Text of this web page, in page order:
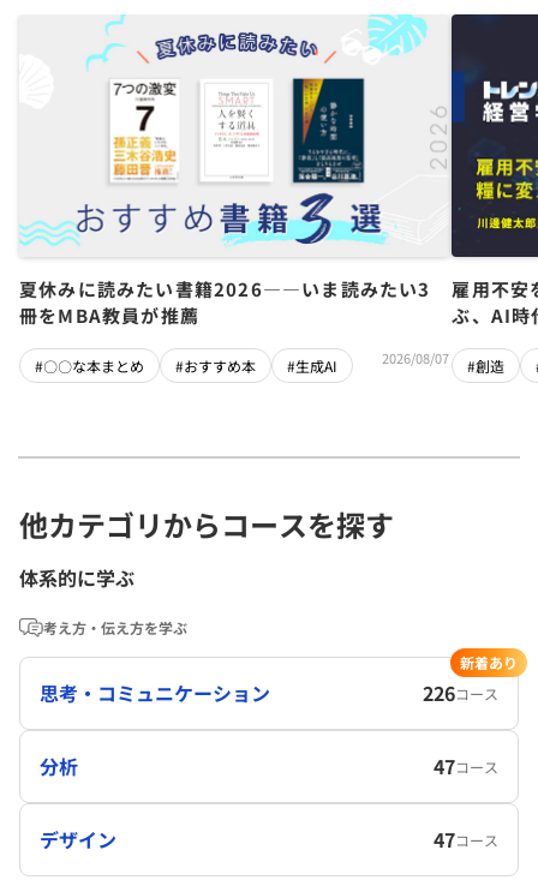
夏休みに読みたい書籍2026――いま読みたい3
冊をMBA教員が推薦
#〇〇な本まとめ #おすすめ本 #生成AI 2026/08/07
雇用不
ぶ、AI時
#創造
他カテゴリからコースを探す
体系的に学ぶ
考え方・伝え方を学ぶ
思考・コミュニケーション 226コース
新着あり
分析 47コース
デザイン 47コース